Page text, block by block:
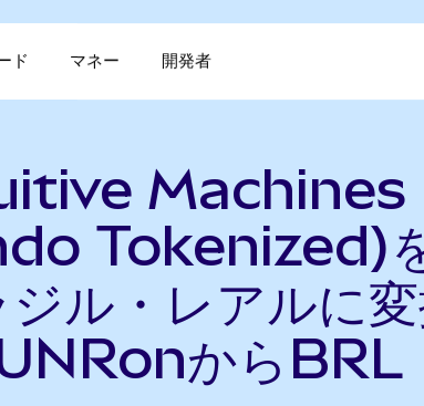
ド マネー 開発者
Machines
Tokenized)
ジル・レアルに
からBRL